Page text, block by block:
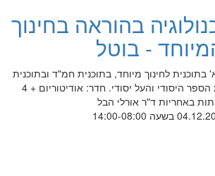
בהוראה בחינוך
- בוטל
בתוכנית לחינוך מיוחד, בתוכנית חמ"ד ובתוכנית
המשלבת חינוך לבית הספר היסודי והעל יסודי. חדר: אודיטוריום + 4
באחריות ד"ר אורלי הבל
בשעה 14:00-08:00